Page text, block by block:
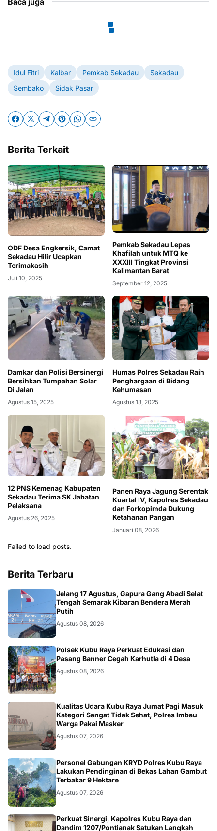
Baca juga
Idul Fitri Kalbar Pemkab Sekadau
Sekadau
Sembako
Sidak Pasar
Berita Terkait
ODF Desa Engkersik, Camat
Sekadau Hilir Ucapkan
Terimakasih
Juli 10, 2025
Pemkab Sekadau Lepas
Khafilah untuk MTQ ke
XXXIII Tingkat Provinsi
Kalimantan Barat
September 12, 2025
Damkar dan Polisi Bersinergi
Bersihkan Tumpahan Solar
Di Jalan
Agustus 15, 2025
Humas Polres Sekadau Raih
Penghargaan di Bidang
Kehumasan
Agustus 18, 2025
12 PNS Kemenag Kabupaten
Sekadau Terima SK Jabatan
Pelaksana
Agustus 26, 2025
Panen Raya Jagung Serentak
Kuartal IV, Kapolres Sekadau
dan Forkopimda Dukung
Ketahanan Pangan
Januari 08, 2026
Failed to load posts.
Berita Terbaru
Jelang 17 Agustus, Gapura Gang Abadi Selat
Tengah Semarak Kibaran Bendera Merah
Putih
Agustus 08, 2026
KALBAR
Polsek Kubu Raya Perkuat Edukasi dan
Pasang Banner Cegah Karhutla di 4 Desa
Agustus 08, 2026
KALBAR
Kualitas Udara Kubu Raya Jumat Pagi Masuk
Kategori Sangat Tidak Sehat, Polres Imbau
Warga Pakai Masker
Agustus 07, 2026
KALBAR
Personel Gabungan KRYD Polres Kubu Raya
Lakukan Pendinginan di Bekas Lahan Gambut
Terbakar 9 Hektare
Agustus 07, 2026
Perkuat Sinergi, Kapolres Kubu Raya dan
Dandim 1207/Pontianak Satukan Langkah